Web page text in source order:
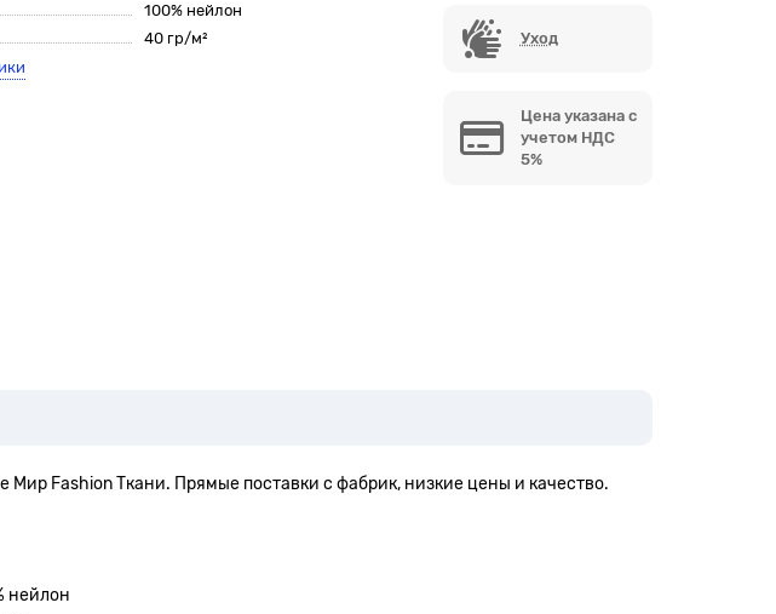
100% нейлон
40 гр/м²
Уход
Цена указана с
учетом НДС
5%
Fashion Ткани. Прямые поставки с фабрик, низкие цены и качество.
нейлон